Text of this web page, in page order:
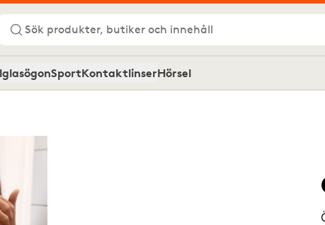
Sök produkter, butiker och innehåll
SportKontaktlinserHörsel